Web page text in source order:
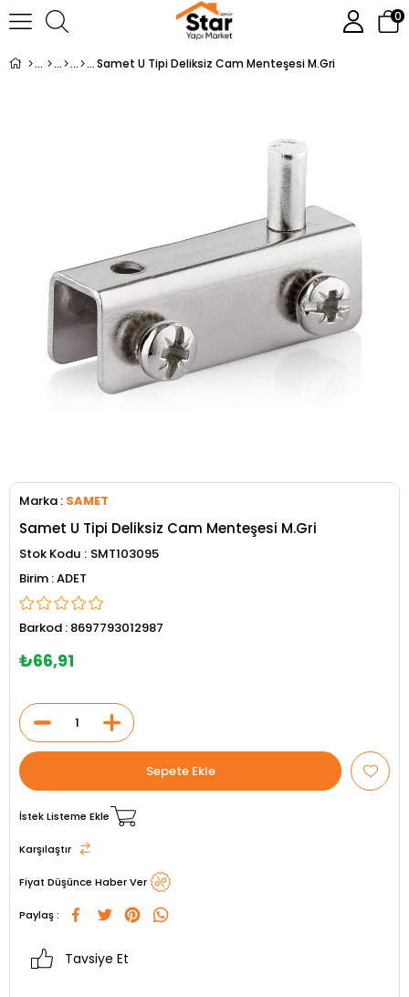
0
Samet U Tipi Deliksiz Cam Menteşesi M.Gri
Marka : SAMET
Samet U Tipi Deliksiz Cam Menteşesi M.Gri
Stok Kodu
SMT103095
ADET
Barkod : 8697793012987
₺66,91
İstek Listeme Ekle
Karşılaştır
Fiyat Düşünce Haber Ver
Paylaş :
Tavsiye Et